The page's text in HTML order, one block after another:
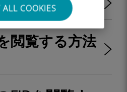
COOKIES
閲覧する方法